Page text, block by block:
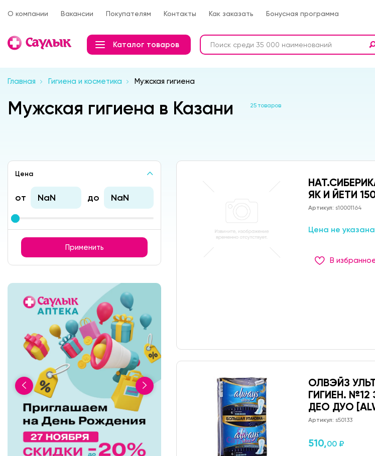
О компании Вакансии Покупателям Контакты Как заказать Бонусная программа
Каталог товаров
Главная Гигиена и косметика Мужская гигиена
Мужская гигиена в Казани 25 товаров
Цена
от до
Применить
ЯК И ЙЕТИ
Артикул: s10001164
Цена не указана
В
ОЛВЭЙЗ
ГИГИЕН.
ДЕО ДУО
Артикул: s50133
510,00 ₽